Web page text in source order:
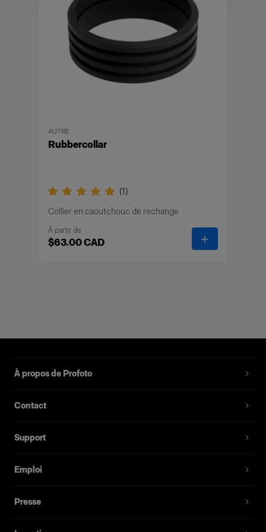
Fonctionnalités
AUTRE
Rubbercollar
(1)
Collier en caoutchouc de rechange
À partir de
$63.00 CAD
À propos de Profoto
Contact
Support
Emploi
Presse